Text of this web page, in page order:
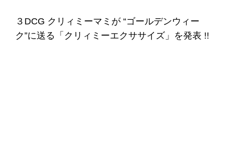
３DCG クリィミーマミが “ゴールデンウィー
ク”に送る「クリィミーエクササイズ」を発表 !!